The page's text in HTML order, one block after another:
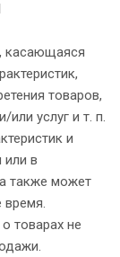
касающаяся
товаров,
услуг и т. п.
и
или в
также может
время.
товарах не